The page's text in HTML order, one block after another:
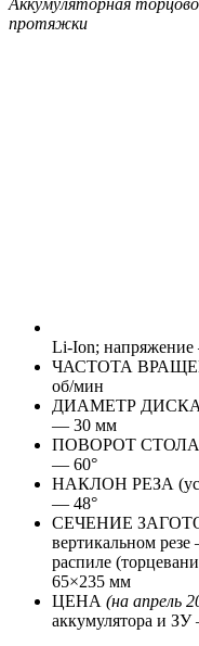
протяжки
Li-Ion;
ЧАСТОТА
об/мин
ДИАМЕТР ДИСКА:
— 30 мм
ПОВОРОТ СТОЛА
— 60°
НАКЛОН РЕЗА
— 48°
СЕЧЕНИЕ
вертикальном
распиле
65×235 мм
ЦЕНА (на апрель
аккумулятора и